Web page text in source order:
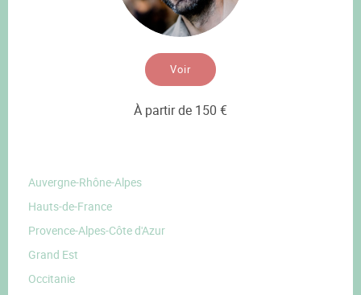
Voir
À partir de 150 €
Auvergne-Rhône-Alpes
Hauts-de-France
Provence-Alpes-Côte d'Azur
Grand Est
Occitanie